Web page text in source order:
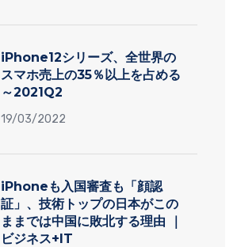
iPhone12シリーズ、全世界の
スマホ売上の35％以上を占める
～2021Q2
19/03/2022
iPhoneも入国審査も「顔認
証」、技術トップの日本がこの
ままでは中国に敗北する理由 ｜
ビジネス+IT